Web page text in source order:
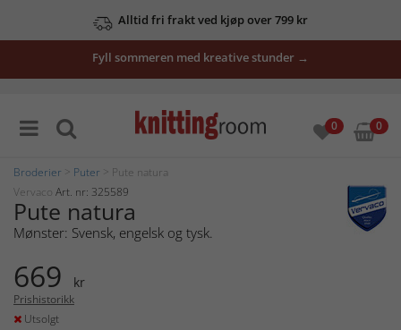
Alltid fri frakt ved kjøp over 799 kr
Fyll sommeren med kreative stunder →
0 0
Broderier Puter > Pute natura
Vervaco Art. nr: 325589
Pute natura
Mønster: Svensk, engelsk og tysk.
669 kr
Prishistorikk
Utsolgt